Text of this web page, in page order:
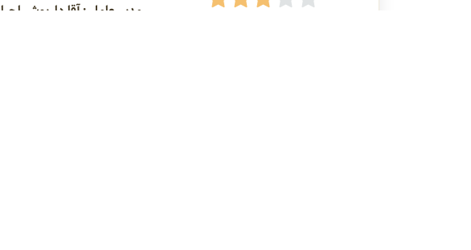
مدیر عامل : آقا داریوش احرار